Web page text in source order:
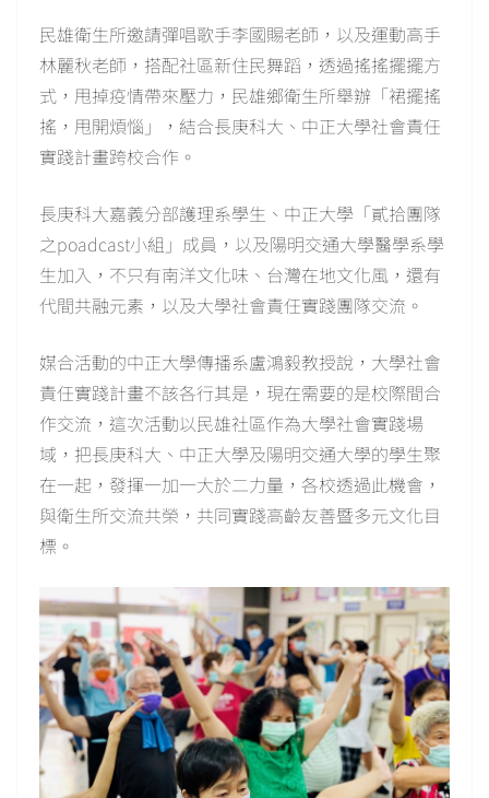
民雄衛生所邀請彈唱歌手李國賜老師，以及運動高手
林麗秋老師，搭配社區新住民舞蹈，透過搖搖擺擺方
式，甩掉疫情帶來壓力，民雄鄉衛生所舉辦「裙擺搖
搖，甩開煩惱」，結合長庚科大、中正大學社會責任
實踐計畫跨校合作。
長庚科大嘉義分部護理系學生、中正大學「貳拾團隊
之poadcast小組」成員，以及陽明交通大學醫學系學
生加入，不只有南洋文化味、台灣在地文化風，還有
代間共融元素，以及大學社會責任實踐團隊交流。
媒合活動的中正大學傳播系盧鴻毅教授說，大學社會
責任實踐計畫不該各行其是，現在需要的是校際間合
作交流，這次活動以民雄社區作為大學社會實踐場
域，把長庚科大、中正大學及陽明交通大學的學生聚
在一起，發揮一加一大於二力量，各校透過此機會，
與衛生所交流共榮，共同實踐高齡友善暨多元文化目
標。